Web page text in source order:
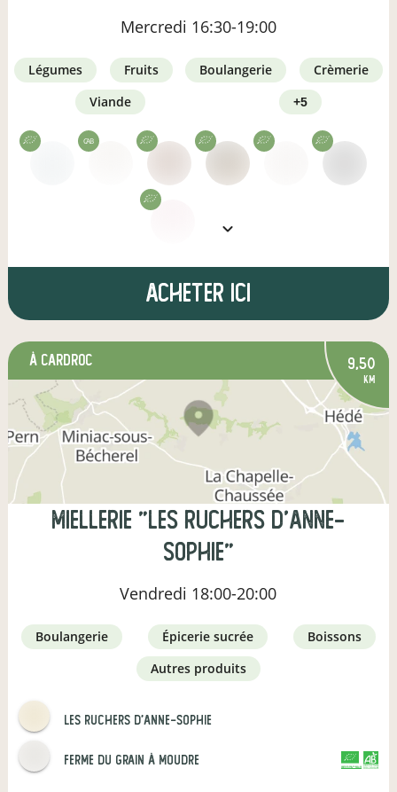
Mercredi 16:30-19:00
légumes fruits boulangerie
crèmerie
viande
+5
CAB
Acheter ici
à Cardroc 9,50
km
Miellerie "Les Ruchers d'Anne-
Sophie"
Vendredi 18:00-20:00
boulangerie épicerie sucrée
boissons
autres produits
Les Ruchers d'Anne-Sophie
Ferme du Grain à Moudre